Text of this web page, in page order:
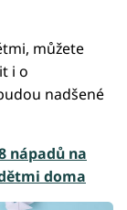
můžete
i o
nadšené
nápadů na
doma